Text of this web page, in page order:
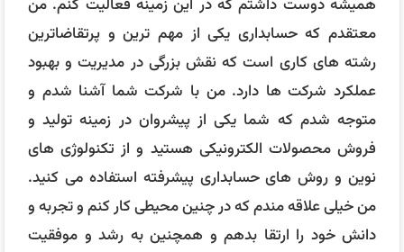
نقاط قوت و ضعف شما چیست؟
در پاسخ به این سوال باید به طور واقع بینانه نقاط قوت و
ضعف خود را بیان کنید. سعی کنید نقاط قوت خود را با
مثال هایی از تجارب کاری خود تایید کنید و نقاط ضعف
خود را با راه حل هایی برای بهبود آنها همراه کنید. برای
مثال:
یکی از نقاط قوت من دقت و توجه بالایی است که در انجام